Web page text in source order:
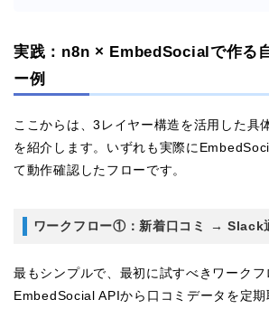
実践：n8n × EmbedSocialで作る
ー例
ここからは、3レイヤー構造を活用した具
を紹介します。いずれも実際に
て動作確認したフローです。
ワークフロー①：新着口コミ → Slack
最もシンプルで、最初に試すべきワークフ
EmbedSocial APIから口コミデータを定